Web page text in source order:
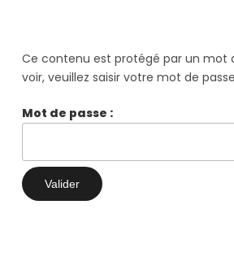
Ce contenu est protégé par un mot
voir, veuillez saisir votre mot de
Mot de passe :